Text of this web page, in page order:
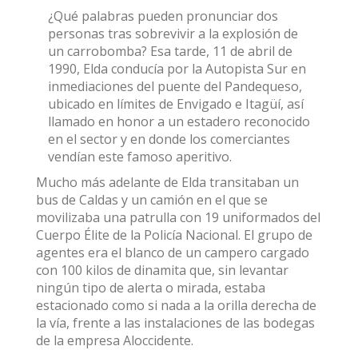
¿Qué palabras pueden pronunciar dos
personas tras sobrevivir a la explosión de
un carrobomba? Esa tarde, 11 de abril de
1990, Elda conducía por la Autopista Sur en
inmediaciones del puente del Pandequeso,
ubicado en límites de Envigado e Itagüí, así
llamado en honor a un estadero reconocido
en el sector y en donde los comerciantes
vendían este famoso aperitivo.
Mucho más adelante de Elda transitaban un
bus de Caldas y un camión en el que se
movilizaba una patrulla con 19 uniformados del
Cuerpo Élite de la Policía Nacional. El grupo de
agentes era el blanco de un campero cargado
con 100 kilos de dinamita que, sin levantar
ningún tipo de alerta o mirada, estaba
estacionado como si nada a la orilla derecha de
la vía, frente a las instalaciones de las bodegas
de la empresa Aloccidente.